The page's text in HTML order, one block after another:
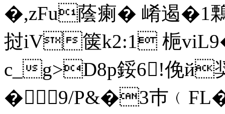
�,zFu蔭瘌� 崤遏�1鷅
挝iV箧k2:1 梔
c_g>D8p鋖6!俛й
�9/P&�3巿﹙